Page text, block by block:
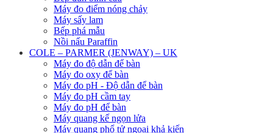
Máy đo điểm nóng chảy
Máy sấy lam
Bếp phá mẫu
Nồi nấu Paraffin
COLE – PARMER (JENWAY) – UK
Máy đo độ dẫn để bàn
Máy đo oxy để bàn
Máy đo pH - Độ dẫn để bàn
Máy đo pH cầm tay
Máy đo pH để bàn
Máy quang kế ngọn lửa
Máy quang phổ tử ngoại khả kiến